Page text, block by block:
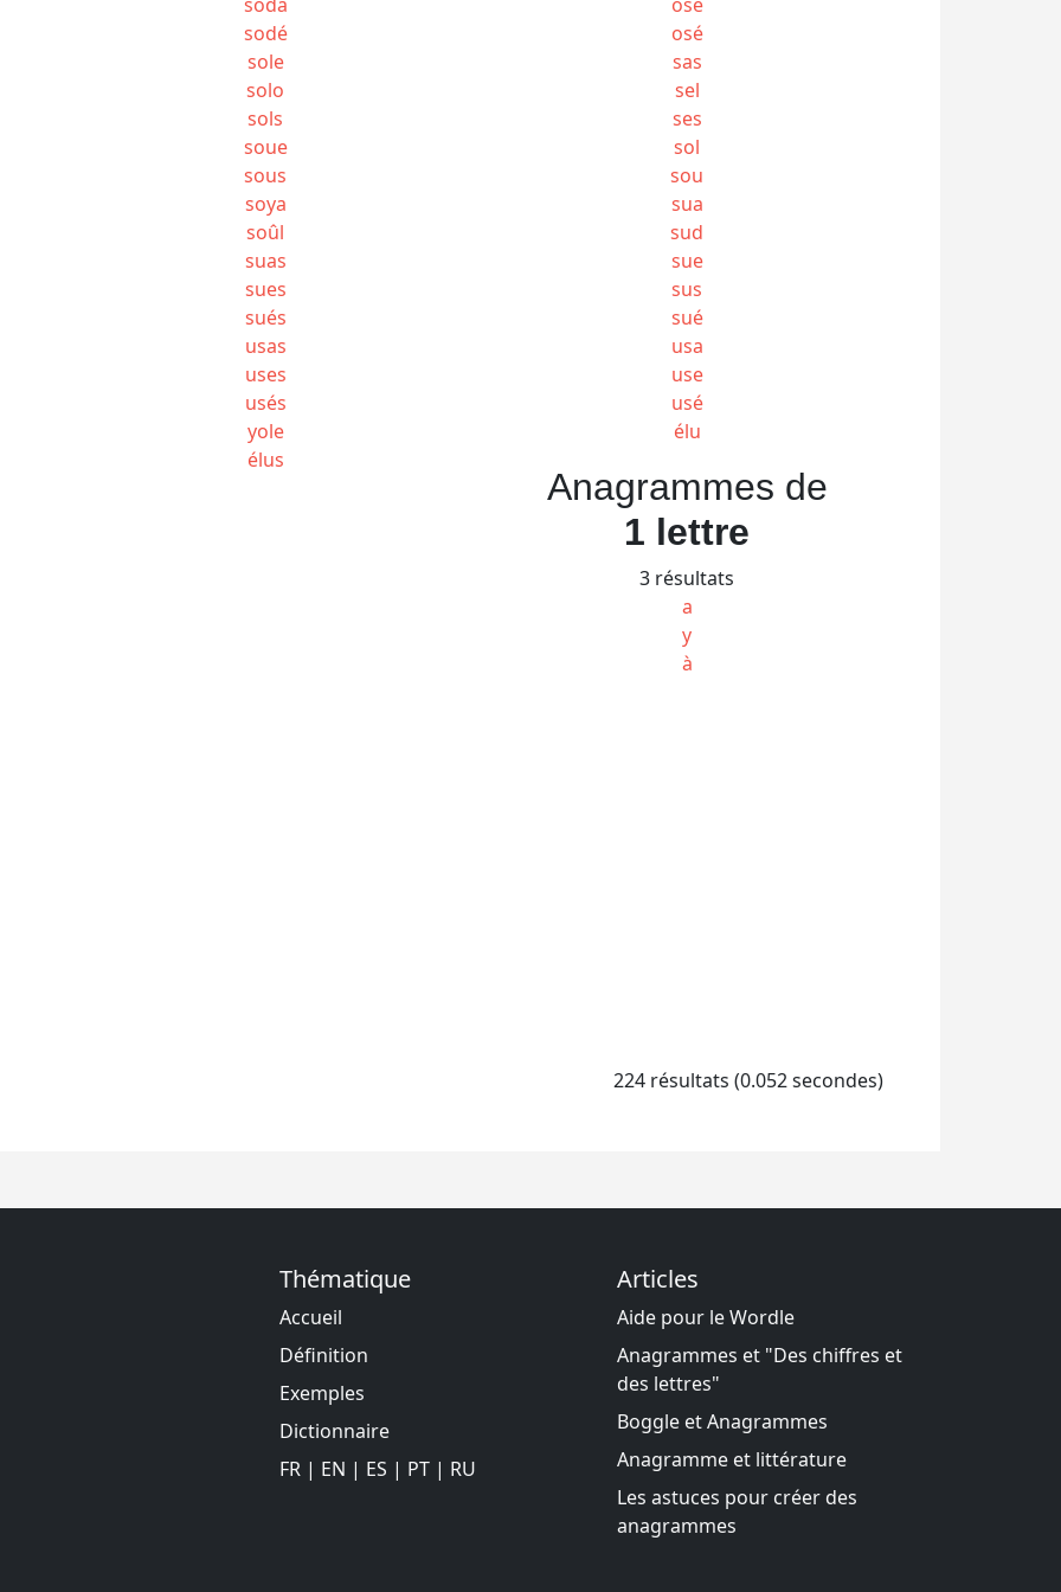
sodé
sole
solo
sols
soue
sous
soya
soûl
suas
sues
sués
usas
uses
usés
yole
élus
osé
sas
sel
ses
sol
sou
sua
sud
sue
sus
sué
usa
use
usé
élu
Anagrammes de
1 lettre
3 résultats
a
y
à
224 résultats (0.052 secondes)
Thématique
Accueil
Définition
Exemples
Dictionnaire
FR | EN | ES | PT | RU
Articles
Aide pour le Wordle
Anagrammes et "Des chiffres et
des lettres"
Boggle et Anagrammes
Anagramme et littérature
Les astuces pour créer des
anagrammes